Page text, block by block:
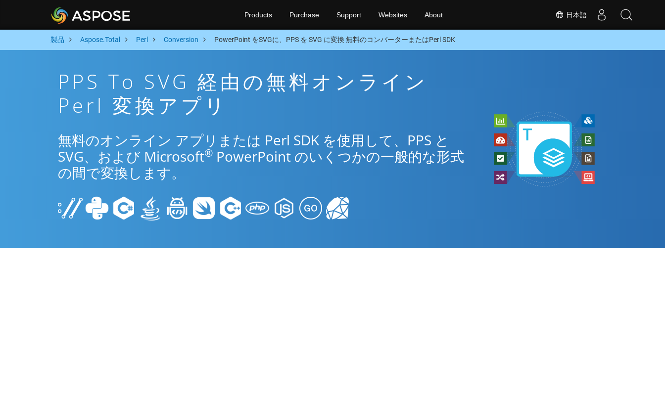
日本語
Products Purchase Support Websites About
製品 Aspose.Total Perl Conversion PowerPoint をSVGに、PPS を SVG に変換 無料のコンバーターまたはPerl SDK
PPS To SVG 経由の無料オンライン
Perl 変換アプリ
無料のオンライン アプリまたは Perl SDK を使用して、PPS と
SVG、および Microsoft® PowerPoint のいくつかの一般的な形式
の間で変換します。